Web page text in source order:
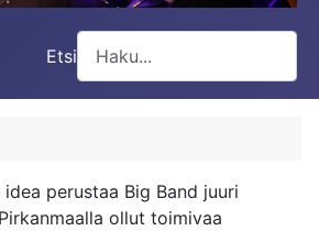
Etsi
perustaa Big Band juuri
ollut toimivaa